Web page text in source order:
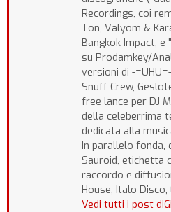
Recordings, coi
Ton, Valyom &
Bangkok Impact, e
su Prodamkey/
versioni di -
Snuff Crew,
free lance per DJ
della celeberrima
dedicata alla
In parallelo fonda,
Sauroid, etichetta
raccordo e
House, Italo Disco,
Vedi tutti i post